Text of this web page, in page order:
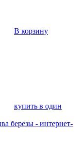
В корзину
купить в один